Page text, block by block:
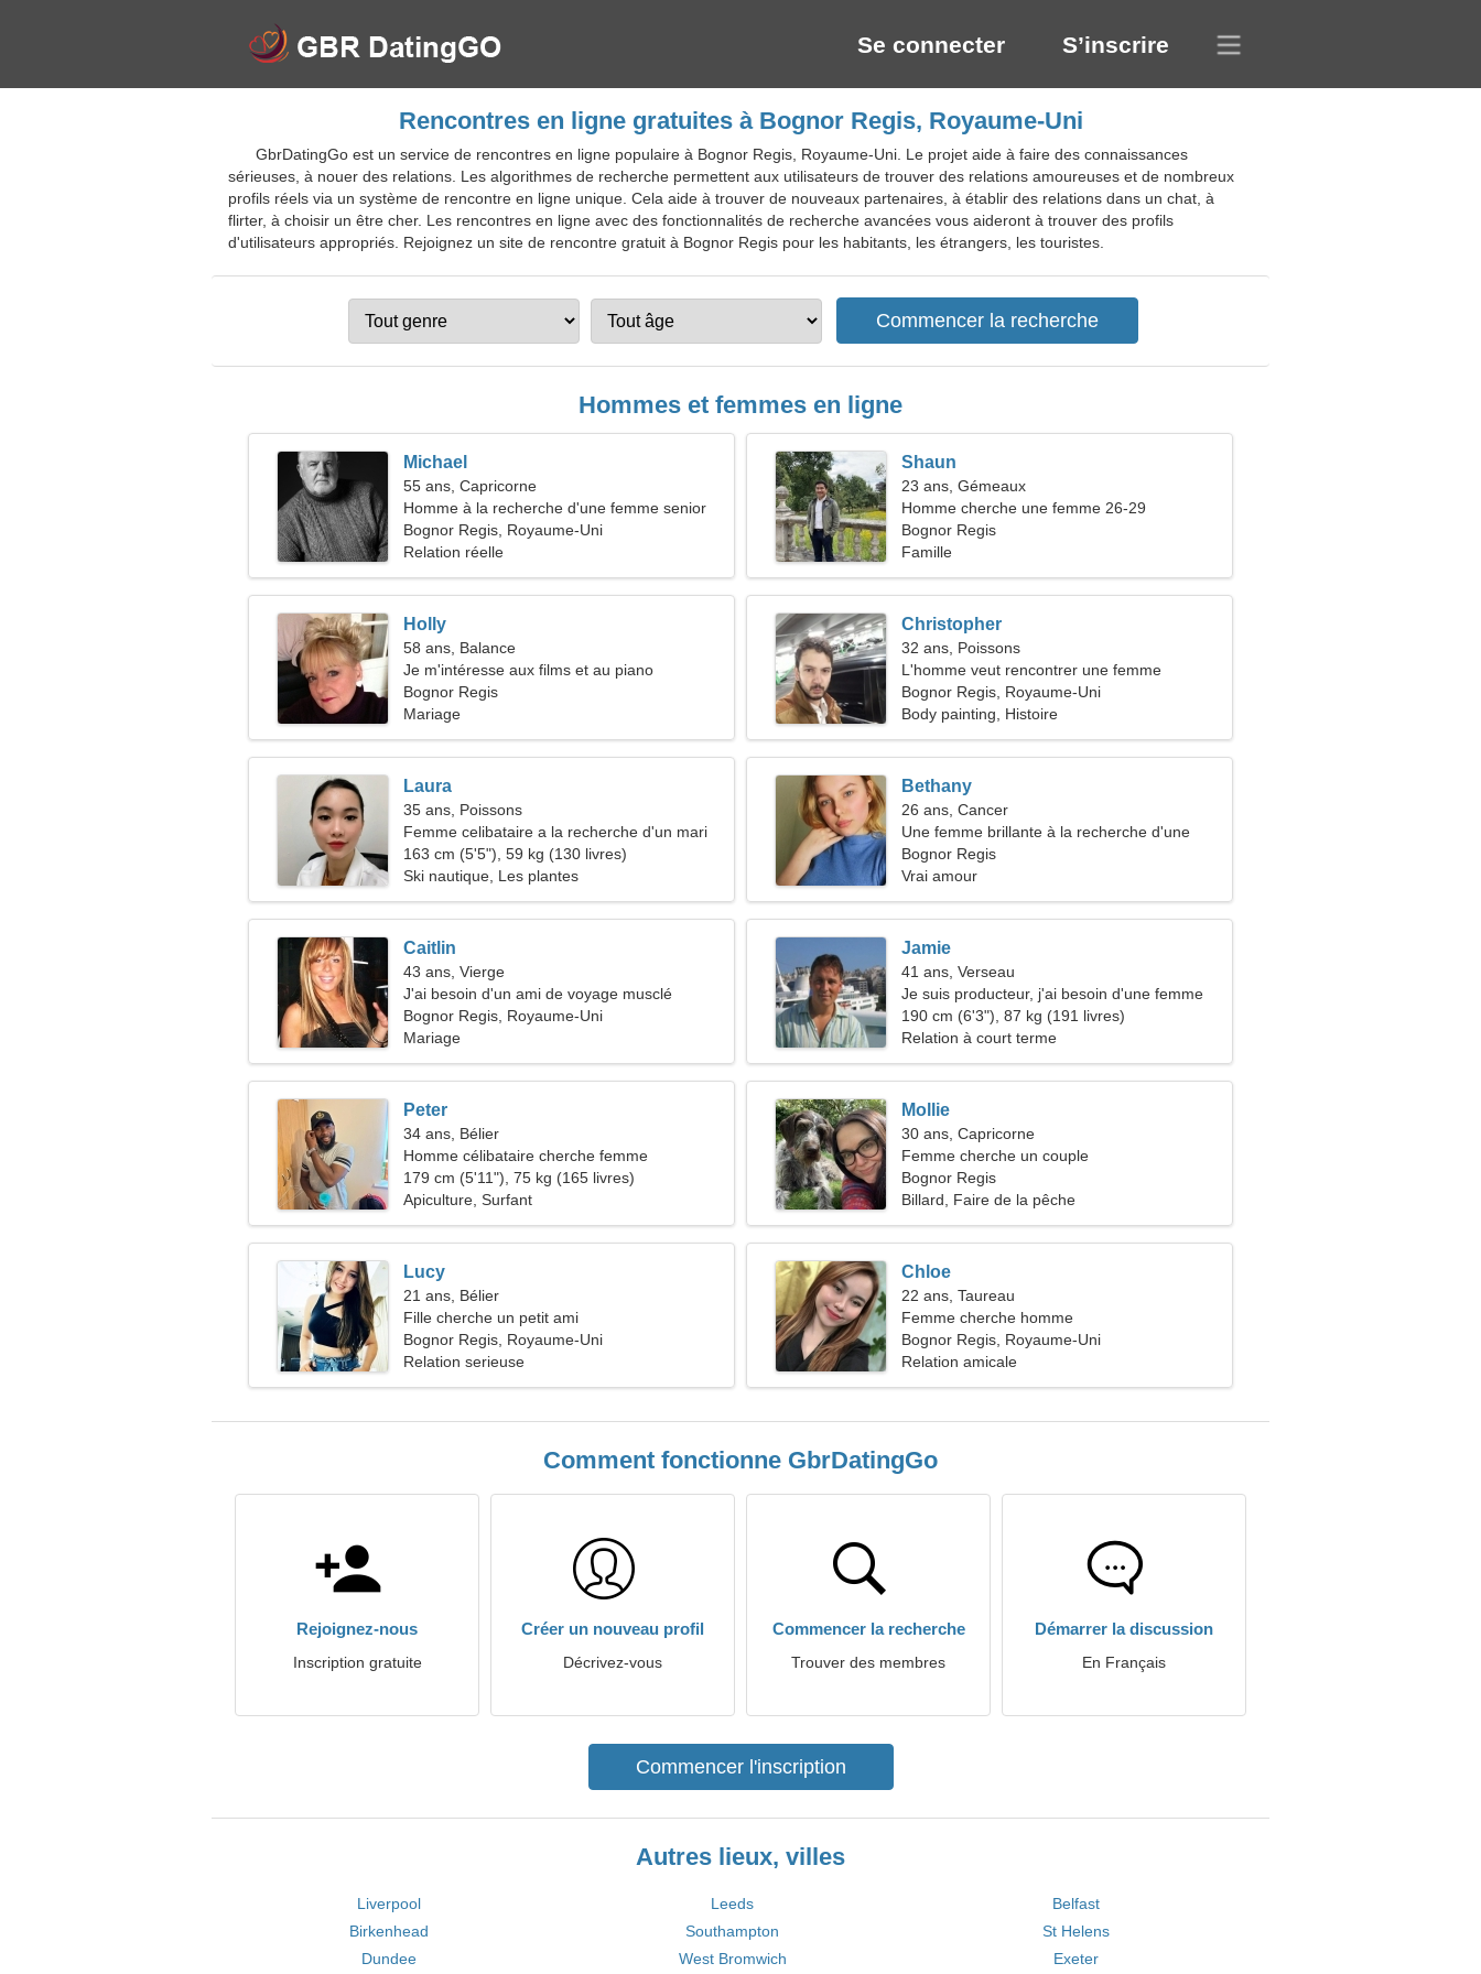
Se connecter S’inscrire
Rencontres en ligne gratuites à Bognor Regis, Royaume-Uni
GbrDatingGo est un service de rencontres en ligne populaire à Bognor Regis, Royaume-Uni. Le projet aide à faire des connaissances
sérieuses, à nouer des relations. Les algorithmes de recherche permettent aux utilisateurs de trouver des relations amoureuses et de nombreux
profils réels via un système de rencontre en ligne unique. Cela aide à trouver de nouveaux partenaires, à établir des relations dans un chat, à
flirter, à choisir un être cher. Les rencontres en ligne avec des fonctionnalités de recherche avancées vous aideront à trouver des profils
d'utilisateurs appropriés. Rejoignez un site de rencontre gratuit à Bognor Regis pour les habitants, les étrangers, les touristes.
Hommes et femmes en ligne
Michael
55 ans, Capricorne
Homme à la recherche d'une femme senior
44-53
Bognor Regis, Royaume-Uni
Relation réelle
Shaun
23 ans, Gémeaux
Homme cherche une femme 26-29
Bognor Regis
Famille
Holly
58 ans, Balance
Je m'intéresse aux films et au piano
Bognor Regis
Mariage
Christopher
32 ans, Poissons
L'homme veut rencontrer une femme
Bognor Regis, Royaume-Uni
Body painting, Histoire
Laura
35 ans, Poissons
Femme celibataire a la recherche d'un mari
163 cm (5'5"), 59 kg (130 livres)
Ski nautique, Les plantes
Bethany
26 ans, Cancer
Une femme brillante à la recherche d'une
relation passionnée
Bognor Regis
Vrai amour
Caitlin
43 ans, Vierge
J'ai besoin d'un ami de voyage musclé
Bognor Regis, Royaume-Uni
Mariage
Jamie
41 ans, Verseau
Je suis producteur, j'ai besoin d'une femme
sexy
190 cm (6'3"), 87 kg (191 livres)
Relation à court terme
Peter
34 ans, Bélier
Homme célibataire cherche femme
179 cm (5'11"), 75 kg (165 livres)
Apiculture, Surfant
Mollie
30 ans, Capricorne
Femme cherche un couple
Bognor Regis
Billard, Faire de la pêche
Lucy
21 ans, Bélier
Fille cherche un petit ami
Bognor Regis, Royaume-Uni
Relation serieuse
Chloe
22 ans, Taureau
Femme cherche homme
Bognor Regis, Royaume-Uni
Relation amicale
Comment fonctionne GbrDatingGo
Rejoignez-nous
Inscription gratuite
Créer un nouveau profil
Décrivez-vous
Commencer la recherche
Trouver des membres
Démarrer la discussion
En Français
Commencer l'inscription
Autres lieux, villes
Liverpool Leeds
Belfast
Birkenhead
Southampton
St Helens
Dundee
West Bromwich Exeter